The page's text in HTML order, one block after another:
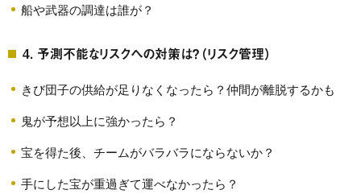
船や武器の調達は誰が？
4. 予測不能なリスクへの対策は？（リスク管理）
きび団子の供給が足りなくなったら？仲間が離脱するかも
鬼が予想以上に強かったら？
宝を得た後、チームがバラバラにならないか？
手にした宝が重過ぎて運べなかったら？